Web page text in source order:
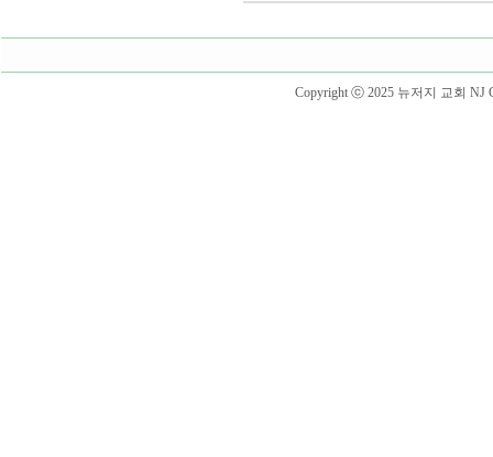
Copyright ⓒ 2025 뉴저지 교회 NJ